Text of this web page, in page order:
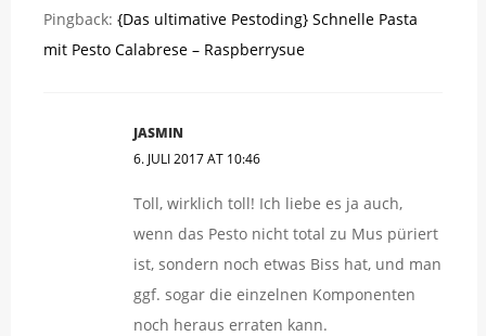
Pingback: {Das ultimative Pestoding} Schnelle Pasta
mit Pesto Calabrese – Raspberrysue
JASMIN
6. JULI 2017 AT 10:46
Toll, wirklich toll! Ich liebe es ja auch,
wenn das Pesto nicht total zu Mus püriert
ist, sondern noch etwas Biss hat, und man
ggf. sogar die einzelnen Komponenten
noch heraus erraten kann.